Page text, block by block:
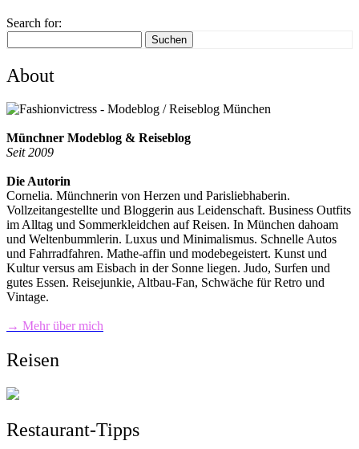
Search for:
Suchen
About
Münchner Modeblog & Reiseblog
Seit 2009
Die Autorin
Cornelia. Münchnerin von Herzen und Parisliebhaberin.
Vollzeitangestellte und Bloggerin aus Leidenschaft. Business Outfits
im Alltag und Sommerkleidchen auf Reisen. In München dahoam
und Weltenbummlerin. Luxus und Minimalismus. Schnelle Autos
und Fahrradfahren. Mathe-affin und modebegeistert. Kunst und
Kultur versus am Eisbach in der Sonne liegen. Judo, Surfen und
gutes Essen. Reisejunkie, Altbau-Fan, Schwäche für Retro und
Vintage.
→ Mehr über mich
Reisen
Restaurant-Tipps